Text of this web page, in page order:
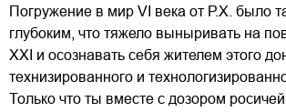
Погружение в мир VI века от Р.Х. было
глубоким, что тяжело выныривать на
XXI и осознавать себя жителем этого
технизированного и
Только что ты вместе с дозором